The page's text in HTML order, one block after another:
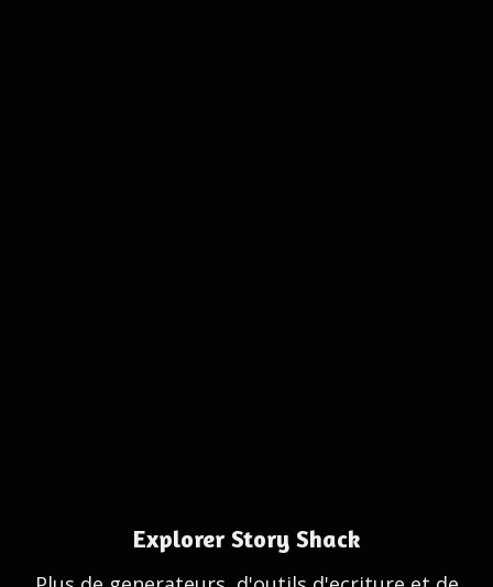
Explorer Story Shack